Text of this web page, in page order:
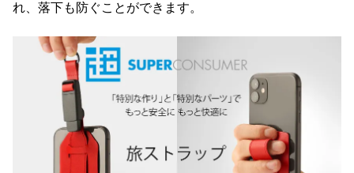
れ、落下も防ぐことができます。